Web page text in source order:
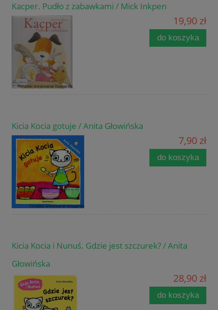
Kacper. Pudło z zabawkami / Mick Inkpen
19,90 zł
do koszyka
Kicia Kocia gotuje / Anita Głowińska
7,90 zł
do koszyka
Kicia Kocia i Nunuś. Gdzie jest szczurek? / Anita
Głowińska
28,90 zł
do koszyka